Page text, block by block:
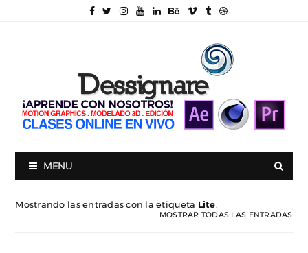
MENU
Mostrando las entradas con la etiqueta Lite.
MOSTRAR TODAS LAS ENTRADAS